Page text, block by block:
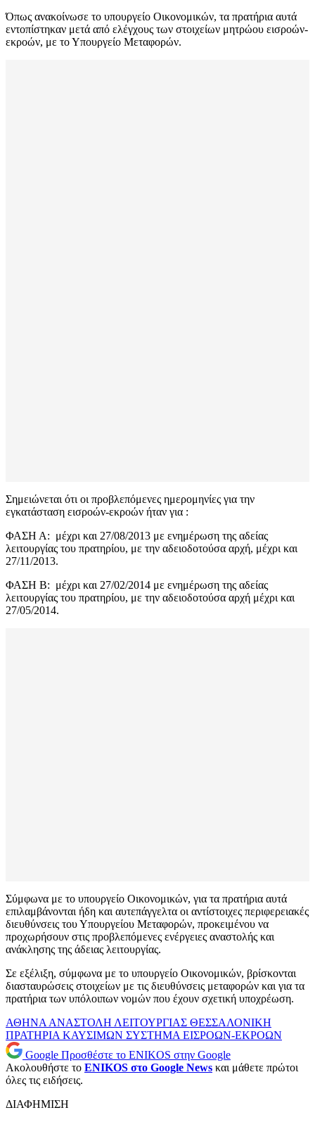
Όπως ανακοίνωσε το υπουργείο Οικονομικών, τα πρατήρια αυτά
εντοπίστηκαν μετά από ελέγχους των στοιχείων μητρώου εισροών-
εκροών, με το Υπουργείο Μεταφορών.
Σημειώνεται ότι οι προβλεπόμενες ημερομηνίες για την
εγκατάσταση εισροών-εκροών ήταν για :
ΦΑΣΗ Α: μέχρι και 27/08/2013 με ενημέρωση της αδείας
λειτουργίας του πρατηρίου, με την αδειοδοτούσα αρχή, μέχρι και
27/11/2013.
ΦΑΣΗ Β: μέχρι και 27/02/2014 με ενημέρωση της αδείας
λειτουργίας του πρατηρίου, με την αδειοδοτούσα αρχή μέχρι και
27/05/2014.
Σύμφωνα με το υπουργείο Οικονομικών, για τα πρατήρια αυτά
επιλαμβάνονται ήδη και αυτεπάγγελτα οι αντίστοιχες περιφερειακές
διευθύνσεις του Υπουργείου Μεταφορών, προκειμένου να
προχωρήσουν στις προβλεπόμενες ενέργειες αναστολής και
ανάκλησης της άδειας λειτουργίας.
Σε εξέλιξη, σύμφωνα με το υπουργείο Οικονομικών, βρίσκονται
διασταυρώσεις στοιχείων με τις διευθύνσεις μεταφορών και για τα
πρατήρια των υπόλοιπων νομών που έχουν σχετική υποχρέωση.
ΑΘΗΝΑ ΑΝΑΣΤΟΛΗ ΛΕΙΤΟΥΡΓΙΑΣ ΘΕΣΣΑΛΟΝΙΚΗ
ΠΡΑΤΗΡΙΑ ΚΑΥΣΙΜΩΝ ΣΥΣΤΗΜΑ ΕΙΣΡΟΩΝ-ΕΚΡΟΩΝ
Google Προσθέστε το ENIKOS στην Google
Ακολουθήστε το ENIKOS στο Google News και μάθετε πρώτοι
όλες τις ειδήσεις.
ΔΙΑΦΗΜΙΣΗ